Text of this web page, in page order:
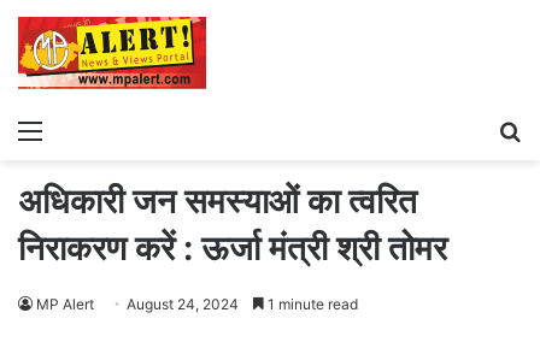
Menu
अधिकारी जन समस्याओं का त्वरित
निराकरण करें : ऊर्जा मंत्री श्री तोमर
MP Alert August 24, 2024 1 minute read